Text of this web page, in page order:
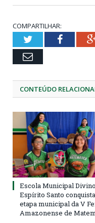
COMPARTILHAR:
Twitter
Email
CONTEÚDO
Escola Municipal Divino
Espírito Santo conquista
etapa municipal da V
Amazonense de